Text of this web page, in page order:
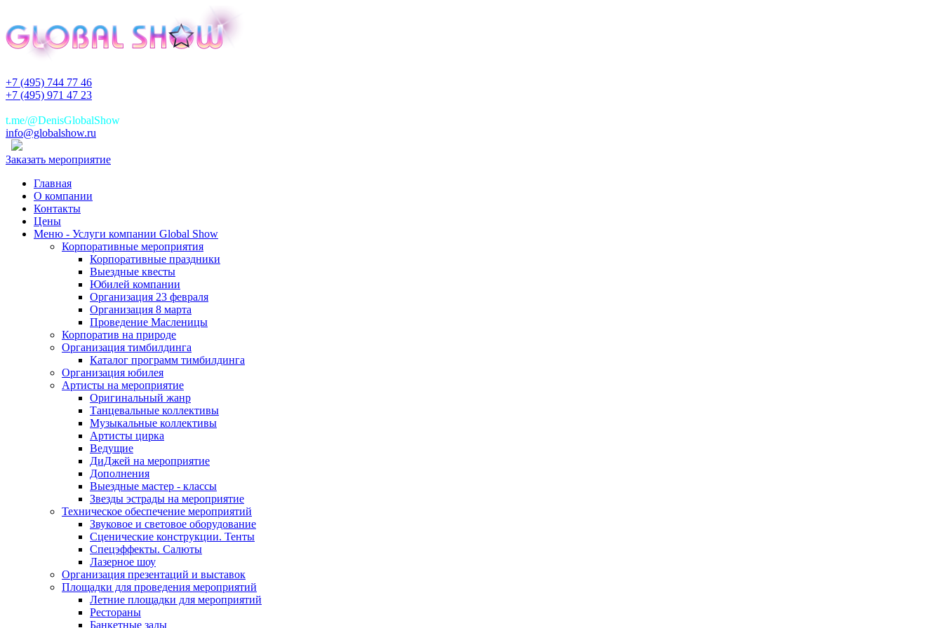
+7 (495) 744 77 46
+7 (495) 971 47 23
t.me/@DenisGlobalShow
info@globalshow.ru
Заказать мероприятие
Главная
О компании
Контакты
Цены
Меню - Услуги компании Global Show
Корпоративные мероприятия
Корпоративные праздники
Выездные квесты
Юбилей компании
Организация 23 февраля
Организация 8 марта
Проведение Масленицы
Корпоратив на природе
Организация тимбилдинга
Каталог программ тимбилдинга
Организация юбилея
Артисты на мероприятие
Оригинальный жанр
Танцевальные коллективы
Музыкальные коллективы
Артисты цирка
Ведущие
ДиДжей на мероприятие
Дополнения
Выездные мастер - классы
Звезды эстрады на мероприятие
Техническое обеспечение мероприятий
Звуковое и световое оборудование
Сценические конструкции. Тенты
Спецэффекты. Салюты
Лазерное шоу
Организация презентаций и выставок
Площадки для проведения мероприятий
Летние площадки для мероприятий
Рестораны
Банкетные залы